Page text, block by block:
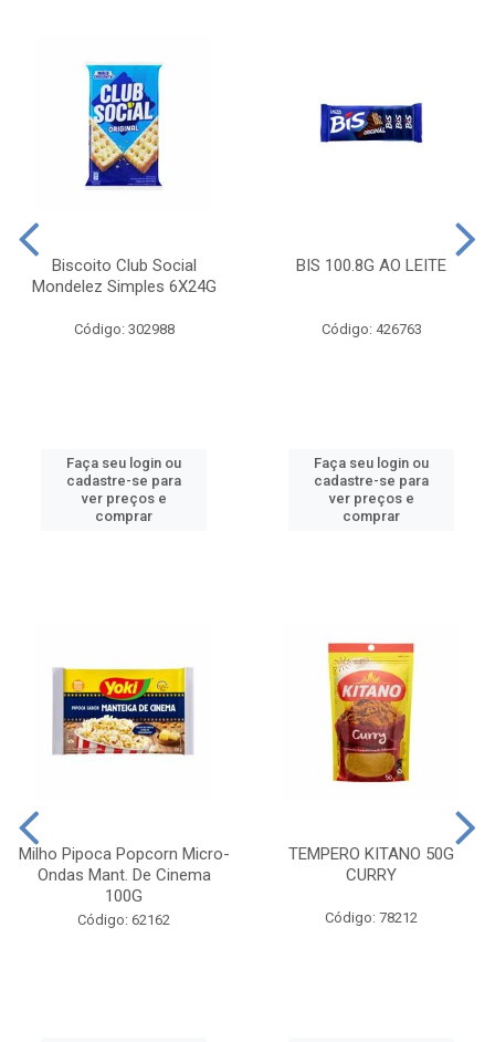
Biscoito Club Social
Mondelez Simples 6X24G
Código: 302988
Faça seu login ou
cadastre-se para
ver preços e
comprar
BIS 100.8G AO LEITE
Código: 426763
Faça seu login ou
cadastre-se para
ver preços e
comprar
Milho Pipoca Popcorn Micro-
Ondas Mant. De Cinema
100G
Código: 62162
TEMPERO KITANO 50G
CURRY
Código: 78212